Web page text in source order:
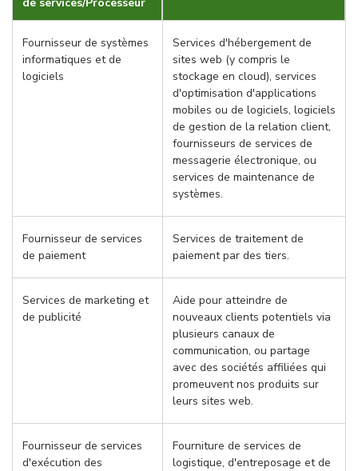
Fournisseur de systèmes
informatiques et de
logiciels
Services d'hébergement de
sites web (y compris le
stockage en cloud), services
d'optimisation d'applications
mobiles ou de logiciels, logiciels
de gestion de la relation client,
fournisseurs de services de
messagerie électronique, ou
services de maintenance de
systèmes.
Fournisseur de services
de paiement
Services de traitement de
paiement par des tiers.
Services de marketing et
de publicité
Aide pour atteindre de
nouveaux clients potentiels via
plusieurs canaux de
communication, ou partage
avec des sociétés affiliées qui
promeuvent nos produits sur
leurs sites web.
Fournisseur de services
d'exécution des
Fourniture de services de
logistique, d'entreposage et de